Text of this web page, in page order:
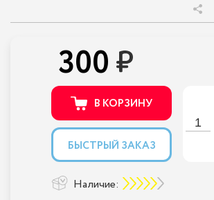
300
В КОРЗИНУ
БЫСТРЫЙ ЗАКАЗ
Наличие: